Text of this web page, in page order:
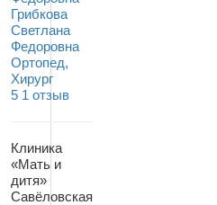
Грибкова
Светлана
Федоровна
Ортопед,
Хирург
5 1 отзыв
Клиника
«Мать и
дитя»
Савёловская